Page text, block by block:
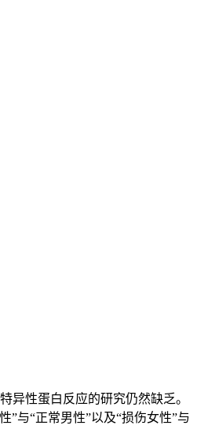
异性蛋白反应的研究仍然缺乏。
与“正常男性”以及“损伤女性”与